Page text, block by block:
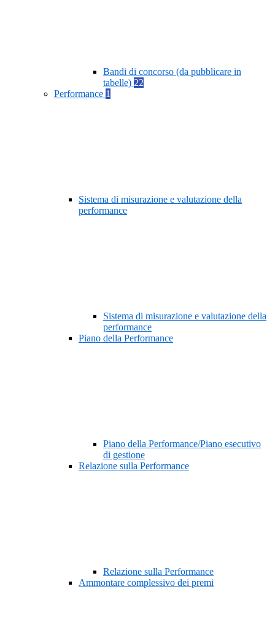
Bandi di concorso (da pubblicare in
tabelle) 22
Performance 1
Sistema di misurazione e valutazione della
performance
Sistema di misurazione e valutazione della
performance
Piano della Performance
Piano della Performance/Piano esecutivo
di gestione
Relazione sulla Performance
Relazione sulla Performance
Ammontare complessivo dei premi